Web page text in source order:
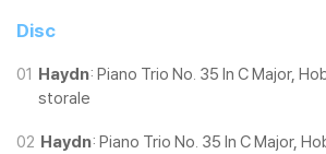
cross the beginning, middle and climax of
ormed with a freshness, a warmth and a
feels entirely on Haydn’s wavelength.” -
Disc
01 Haydn: Piano Trio No. 35 In C Major,
storale
02 Haydn: Piano Trio No. 35 In C Major,